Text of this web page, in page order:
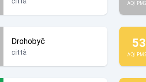
AQI
Drohobyč
città
53
AQI